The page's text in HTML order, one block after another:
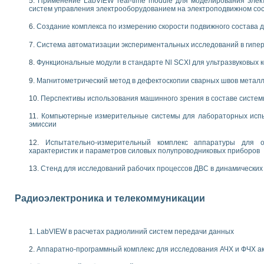
путем моделирования технологических процессов пищевых
и защиты ускорителя ЛУЭ-200
процессом цементирования нефтегазовых скважин
с использованием среды графического программирования
INSTRUMENTS при разработке автоматизированного комплекса
исследований на базе LabVIEW
переходных процессов при коротких замыканиях в узлах электрических
переходных характеристик асинхронных двигателей при пуске
швов на базе технологий фирмы NATIONAL INSTRUMENTS
эффективности систем управления в интегрированных средах
стенда по измерению профиля зеркальной антенны и построению
нелинейных резистивных цепей
в процесе изучения специальных дисциплин в технических
«Цифровые вычислительные устройства и микропроцессоры
на основе LabVIEW
теории коммутации
систем управления электрооборудованием на электроподвижном
Создание комплекса по измерению скорости подвижного состава
Система автоматизации экспериментальных исследований в
Функциональные модули в стандарте Nl SCXI для ультразвуковых
Магнитометрический метод в дефектоскопии сварных швов
Перспективы использования машинного зрения в составе
Компьютерные измерительные системы для лабораторных
эмиссии
Испытательно-измерительный комплекс аппаратуры для
характеристик и параметров силовых полупроводниковых приборов
Стенд для исследований рабочих процессов ДВС в
Радиоэлектроника и телекоммуникации
LabVIEW в расчетах радиолиний систем передачи данных
Аппаратно-программный комплекс для исследования АЧХ и ФЧХ